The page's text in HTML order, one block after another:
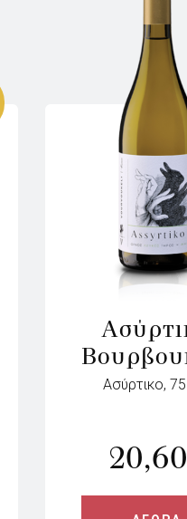
Ασύρτικο,
20,60